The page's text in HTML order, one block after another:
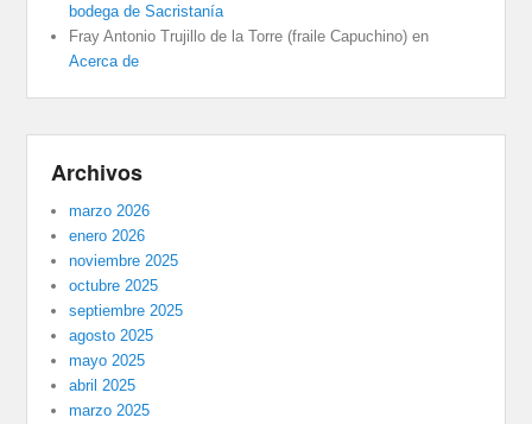
bodega de Sacristanía
Fray Antonio Trujillo de la Torre (fraile Capuchino) en
Acerca de
Archivos
marzo 2026
enero 2026
noviembre 2025
octubre 2025
septiembre 2025
agosto 2025
mayo 2025
abril 2025
marzo 2025